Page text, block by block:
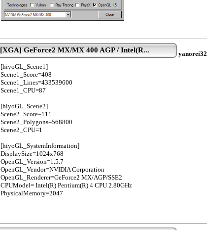
[XGA] GeForce2 MX/MX 400 AGP / Intel(R... yanorei32
[hiyoGL_Scene1]
Scene1_Score=408
Scene1_Lines=433539600
Scene1_CPU=87
[hiyoGL_Scene2]
Scene2_Score=111
Scene2_Polygons=568800
Scene2_CPU=1
[hiyoGL_SystemInformation]
DisplaySize=1024x768
OpenGL_Version=1.5.7
OpenGL_Vendor=NVIDIA Corporation
OpenGL_Renderer=GeForce2 MX/AGP/SSE2
CPUModel= Intel(R) Pentium(R) 4 CPU 2.80GHz
PhysicalMemory=2047